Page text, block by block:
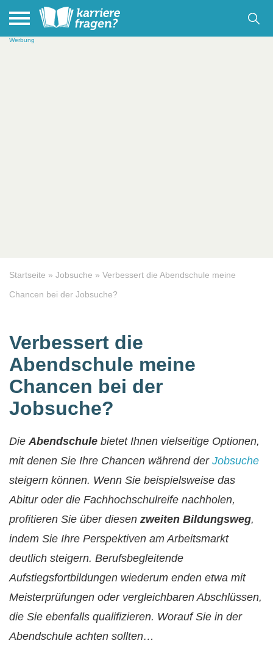
Werbung
Startseite » Jobsuche » Verbessert die Abendschule meine
Chancen bei der Jobsuche?
Verbessert die
Abendschule meine
Chancen bei der
Jobsuche?
DieAbendschule bietet Ihnen vielseitige Optionen,
mit denen Sie Ihre Chancen während der Jobsuche
steigern können. Wenn Sie beispielsweise das
Abituroder die Fachhochschulreife nachholen,
profitieren Sie über diesen zweiten Bildungsweg,
indem Sie Ihre Perspektiven am Arbeitsmarkt
deutlich steigern. Berufsbegleitende
Aufstiegsfortbildungen wiederum enden etwa mit
Meisterprüfungen oder vergleichbaren Abschlüssen,
die Sie ebenfalls qualifizieren. Worauf Sie in der
Abendschule achten sollten…